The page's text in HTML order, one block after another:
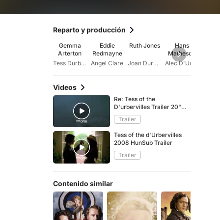
Reparto y producción
Gemma
Arterton
Tess Durbeyfield
Eddie
Redmayne
Angel Clare
Ruth Jones
Joan Durbeyfield
Hans
Matheson
Videos
Re: Tess of the
D'urbervilles Trailer 20"
different cut
Tráiler
Tess of the d'Urbervilles
2008 HunSub Trailer
Tráiler
Contenido similar